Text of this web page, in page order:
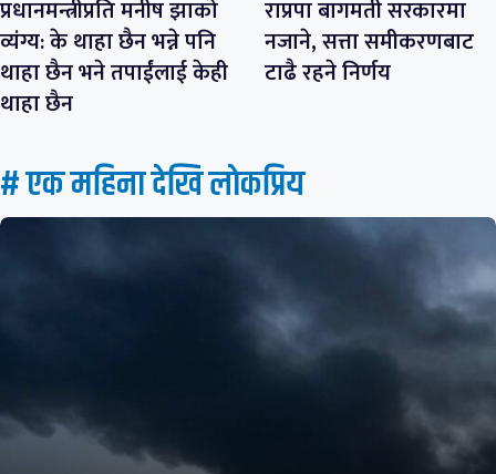
प्रधानमन्त्रीप्रति मनीष झाको
व्यंग्य: के थाहा छैन भन्ने पनि
थाहा छैन भने तपाईंलाई केही
थाहा छैन
राप्रपा बागमती सरकारमा
नजाने, सत्ता समीकरणबाट
टाढै रहने निर्णय
# एक महिना देखि लाेकप्रिय